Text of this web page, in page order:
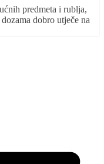
predmeta i rublja,
dobro utječe na